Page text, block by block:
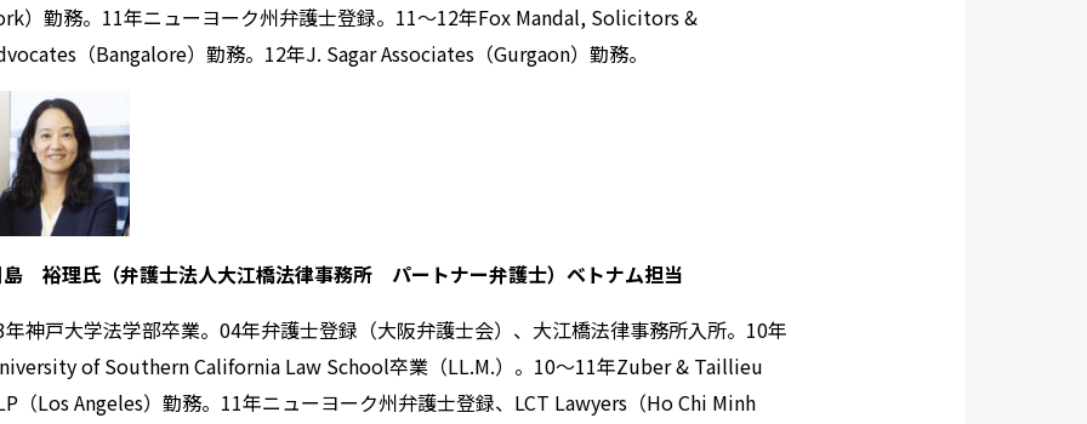
）勤務。11年ニューヨーク州弁護士登録。11～12年Fox Mandal, Solicitors &
（Bangalore）勤務。12年J. Sagar Associates（Gurgaon）勤務。
裕理氏（弁護士法人大江橋法律事務所 パートナー弁護士）ベトナム担当
年神戸大学法学部卒業。04年弁護士登録（大阪弁護士会）、大江橋法律事務所入所。10年
of Southern California Law School卒業（LL.M.）。10～11年Zuber & Taillieu
（Los Angeles）勤務。11年ニューヨーク州弁護士登録、LCT Lawyers（Ho Chi Minh